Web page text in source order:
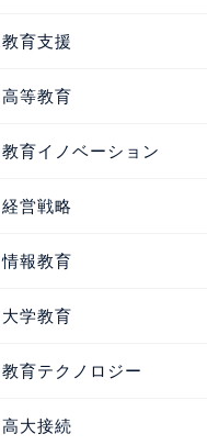
教育支援
高等教育
教育イノベーション
経営戦略
情報教育
大学教育
教育テクノロジー
高大接続